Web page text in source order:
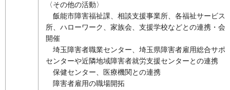
〈その他の活動〉
飯能市障害福祉課、相談支援事業所、各福祉サービス
所、ハローワーク、家族会、支援学校などとの連携・会
開催
埼玉障害者職業センター、埼玉県障害者雇用総合サポ
センターや近隣地域障害者就労支援センターとの連携
保健センター、医療機関との連携
障害者雇用の職場開拓